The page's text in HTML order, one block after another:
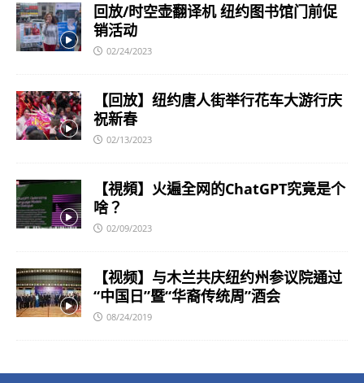
回放/时空壶翻译机 纽约图书馆门前促
销活动
02/24/2023
【回放】纽约唐人街举行花车大游行庆
祝新春
02/13/2023
【視頻】火遍全网的ChatGPT究竟是个
啥？
02/09/2023
【视频】与木兰共庆纽约州参议院通过
“中国日”暨“华裔传统周”酒会
08/24/2019